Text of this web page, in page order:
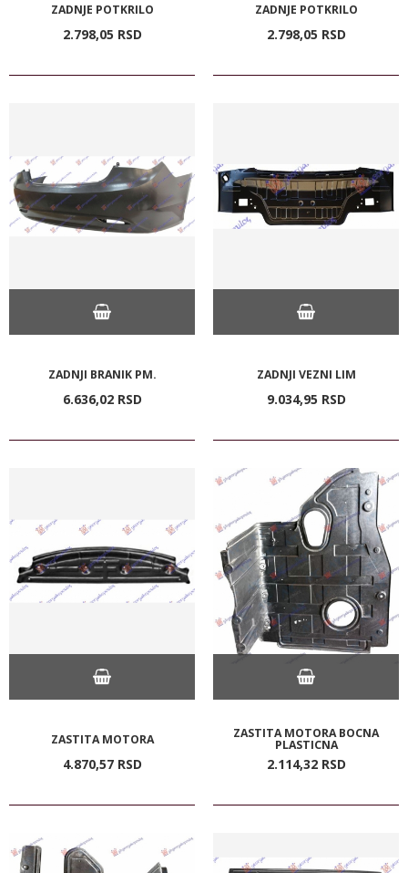
ZADNJE POTKRILO
2.798,05 RSD
ZADNJE POTKRILO
2.798,05 RSD
ZADNJI BRANIK PM.
6.636,02 RSD
ZADNJI VEZNI LIM
9.034,95 RSD
ZASTITA MOTORA
4.870,57 RSD
ZASTITA MOTORA BOCNA
PLASTICNA
2.114,32 RSD